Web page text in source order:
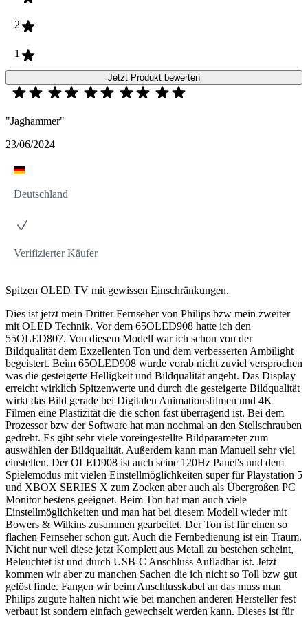
2
1
Jetzt Produkt bewerten
"Jaghammer"
23/06/2024
Deutschland
Verifizierter Käufer
Spitzen OLED TV mit gewissen Einschränkungen.
Dies ist jetzt mein Dritter Fernseher von Philips bzw mein zweiter
mit OLED Technik. Vor dem 65OLED908 hatte ich den
55OLED807. Von diesem Modell war ich schon von der
Bildqualität dem Exzellenten Ton und dem verbesserten Ambilight
begeistert. Beim 65OLED908 wurde vorab nicht zuviel versprochen
was die gesteigerte Helligkeit und Bildqualität angeht. Das Display
erreicht wirklich Spitzenwerte und durch die gesteigerte Bildqualität
wirkt das Bild gerade bei Digitalen Animationsfilmen und 4K
Filmen eine Plastizität die die schon fast überragend ist. Bei dem
Prozessor bzw der Software hat man nochmal an den Stellschrauben
gedreht. Es gibt sehr viele voreingestellte Bildparameter zum
auswählen der Bildqualität. Außerdem kann man Manuell sehr viel
einstellen. Der OLED908 ist auch seine 120Hz Panel's und dem
Spielemodus mit vielen Einstellmöglichkeiten super für Playstation 5
und XBOX SERIES X zum Zocken aber auch als Übergroßen PC
Monitor bestens geeignet. Beim Ton hat man auch viele
Einstellmöglichkeiten und man hat bei diesem Modell wieder mit
Bowers & Wilkins zusammen gearbeitet. Der Ton ist für einen so
flachen Fernseher schon gut. Auch die Fernbedienung ist ein Traum.
Nicht nur weil diese jetzt Komplett aus Metall zu bestehen scheint,
Beleuchtet ist und durch USB-C Anschluss Aufladbar ist. Jetzt
kommen wir aber zu manchen Sachen die ich nicht so Toll bzw gut
gelöst finde. Fangen wir beim Anschlusskabel an das muss man
Philips zugute halten nicht wie bei manchen anderen Hersteller fest
verbaut ist sondern einfach gewechselt werden kann. Dieses ist für